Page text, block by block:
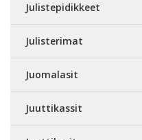
Julistepidikkeet
Julisterimat
Juomalasit
Juuttikassit